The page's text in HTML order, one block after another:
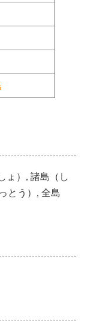
ょ）, 諸島（し
とう）, 全島